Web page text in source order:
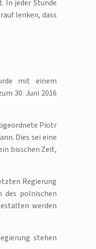
In jeder Stunde
lenken, dass
mit einem
30. Juni 2016
Piotr
Dies sei eine
bisschen Zeit,
Regierung
des polnischen
werden
stehen